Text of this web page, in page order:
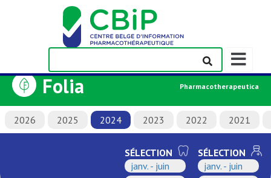
Afficher/
la
de
navigation
Folia Pharmacotherapeutica
2026 2025 2024 2023 2022 2021
SÉLECTION
janv. - juin
SÉLECTION
janv. - juin